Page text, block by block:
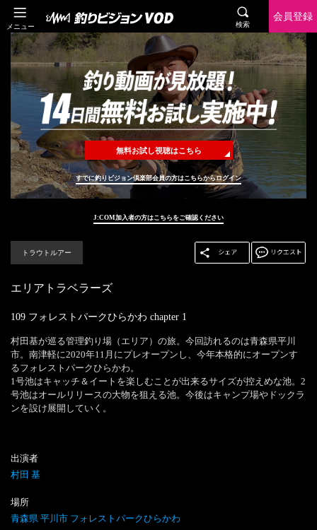
メニュー 検索
会員登録
無料お試し視聴はこちら
すでに釣りビジョン倶楽部会員の方はこちらからログイン
J:COM加入者の方はこちらをご確認ください
トラウトルアー
エリアトラベラーズ
109 フォレストパークひらかわ chapter 1
村田基が巡る管理釣り場（エリア）の旅。今回訪れるのは青森県平川
市。南津軽に2020年11月にプレオープンし、今年本格的にオープンす
るフォレストパークひらかわ。
1号池はキャッチ＆イートを楽しむことが出来るサイズが控えめな池。2
号池はオールリリースの大物を狙える池。今後はキャンプ場やドックラ
ンを設け展開していく。
出演者
村田 基
場所
青森県 平川市 フォレストパークひらかわ